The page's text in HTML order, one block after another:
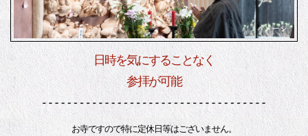
日時を気にすることなく
参拝が可能
お寺ですので特に定休日等はございません。